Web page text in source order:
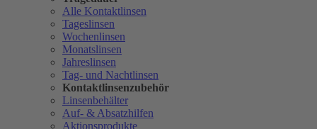
Alle Kontaktlinsen
Tageslinsen
Wochenlinsen
Monatslinsen
Jahreslinsen
Tag- und Nachtlinsen
Kontaktlinsenzubehör
Linsenbehälter
Auf- & Absatzhilfen
Aktionsprodukte